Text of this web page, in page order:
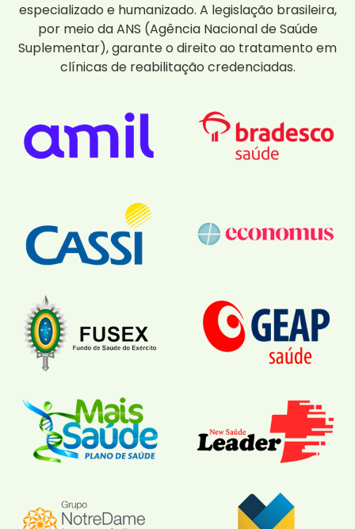
especializado e humanizado. A legislação brasileira,
por meio da ANS (Agência Nacional de Saúde
Suplementar), garante o direito ao tratamento em
clínicas de reabilitação credenciadas.